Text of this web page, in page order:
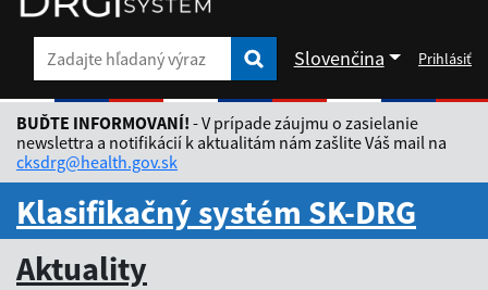
Zadajte hľadaný výraz Zadajte hľadaný výraz
Slovenčina
Rozbaliť jazykové menu
Prihlásiť
BUĎTE INFORMOVANÍ! - V prípade záujmu o zasielanie
newslettra a notifikácií k aktualitám nám zašlite Váš mail na
cksdrg@health.gov.sk
Klasifikačný systém SK-DRG
Aktuality